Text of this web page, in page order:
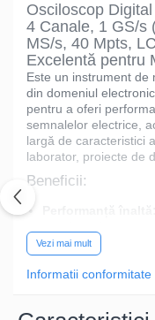
Osciloscop
4 Canale, 1 GS/s
MS/s, 40 Mpts,
Excelentă pentru
Este un instrument de
din domeniul
pentru a oferi
semnalelor electrice,
largă de caracteristici
laborator, proiecte de
Beneficii:
diverse în domeniul
acest osciloscop
Ușor de utilizat:
Vezi mai mult
Informatii conformitate